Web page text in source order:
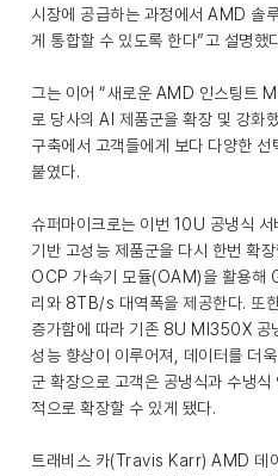
시장에 공급하는 과정에서 AMD 솔
게 통합할 수 있도록 한다”고 설명했
그는 이어 “새로운 AMD 인스팅트
로 당사의 AI 제품군을 확장 및 강화
구축에서 고객들에게 보다 다양한
붙였다.
슈퍼마이크로는 이번 10U 공냉식
기반 고성능 제품군을 다시 한번 확
OCP 가속기 모듈(OAM)을 활용
리와 8TB/s 대역폭을 제공한다.
증가함에 따라 기존 8U MI350X 공
성능 향상이 이루어져, 데이터를 더
군 확장으로 고객은 공냉식과 수냉
적으로 확장할 수 있게 됐다.
트래비스 카(Travis Karr) AMD 데